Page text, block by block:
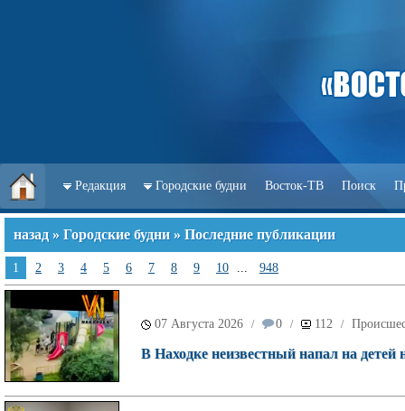
Редакция Городские будни Восток-ТВ Поиск
назад » Городские будни » Последние публикации
1 2 3 4 5 6 7 8 9 10 ... 948
07 Августа 2026 / 0 / 112 /
В Находке неизвестный напал на детей